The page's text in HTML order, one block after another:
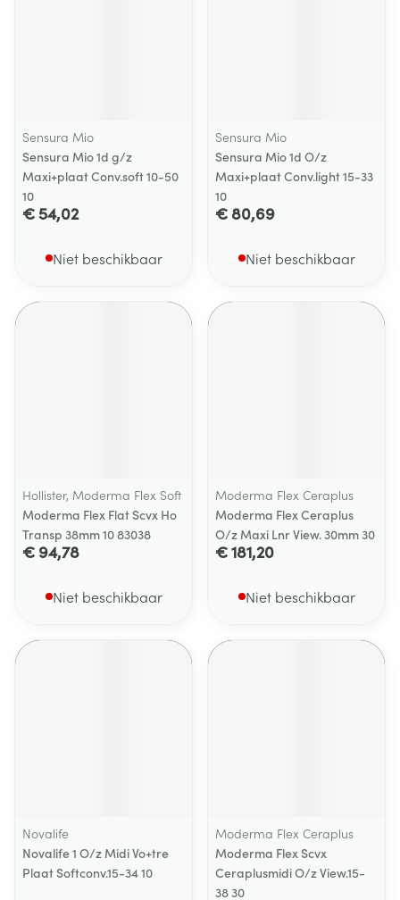
Sensura Mio
Sensura Mio 1d g/z
Maxi+plaat Conv.soft 10-50
10
€ 54,02
Niet beschikbaar
Sensura Mio
Sensura Mio 1d O/z
Maxi+plaat Conv.light 15-33
10
€ 80,69
Niet beschikbaar
Hollister, Moderma Flex Soft
Moderma Flex Flat Scvx Ho
Transp 38mm 10 83038
€ 94,78
Niet beschikbaar
Moderma Flex Ceraplus
Moderma Flex Ceraplus
O/z Maxi Lnr View. 30mm 30
€ 181,20
Niet beschikbaar
Novalife
Novalife 1 O/z Midi Vo+tre
Plaat Softconv.15-34 10
Moderma Flex Ceraplus
Moderma Flex Scvx
Ceraplusmidi O/z View.15-
38 30